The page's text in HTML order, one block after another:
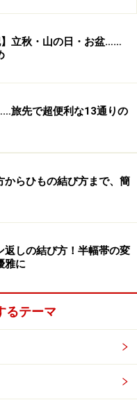
】立秋・山の日・お盆……
旅先で超便利な13通りの
からひもの結び方まで、簡
返しの結び方！半幅帯の変
雅に
るテーマ